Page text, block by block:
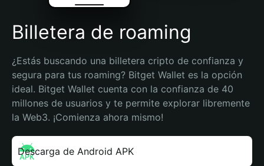
Billetera de roaming
¿Estás buscando una billetera cripto de confianza y
segura para tus roaming? Bitget Wallet es la opción
ideal. Bitget Wallet cuenta con la confianza de 40
millones de usuarios y te permite explorar libremente
la Web3. ¡Comienza ahora mismo!
Descarga de Android APK